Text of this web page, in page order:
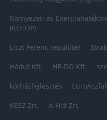
Környezeti és
(KEHOP)
Liszt Ferenc repülőtér
Hódút Kft. HE-DO Kft.
kórházfejlesztés
KÉSZ Zrt. A-Híd Zrt.